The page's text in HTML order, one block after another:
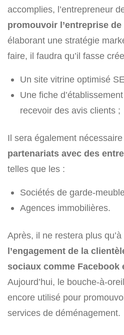
accomplies, l’entrepreneur
promouvoir l’entreprise
élaborant une stratégie
faire, il faudra qu’il fasse
Un site vitrine optimisé
Une fiche
recevoir des avis clients ;
Il sera également
partenariats avec des
telles que les :
Sociétés de garde-
Agences immobilières.
Après, il ne restera plus qu’à
l’engagement de la
sociaux comme Facebook
Aujourd’hui, le bouche-à-
encore utilisé pour
services de déménagement.